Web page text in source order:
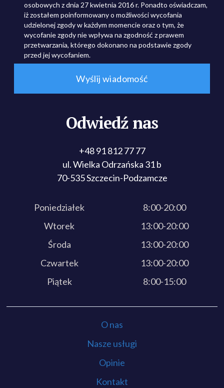
osobowych z dnia 27 kwietnia 2016 r. Ponadto oświadczam,
iż zostałem poinformowany o możliwości wycofania
udzielonej zgody w każdym momencie oraz o tym, że
wycofanie zgody nie wpływa na zgodność z prawem
przetwarzania, którego dokonano na podstawie zgody
przed jej wycofaniem.
Odwiedź nas
+48 91 812 77 77
ul. Wielka Odrzańska 31 b
70-535 Szczecin-Podzamcze
Poniedziałek
8:00-20:00
Wtorek
13:00-20:00
Środa
13:00-20:00
Czwartek
13:00-20:00
Piątek
8:00-15:00
O nas
Nasze usługi
Opinie
Kontakt